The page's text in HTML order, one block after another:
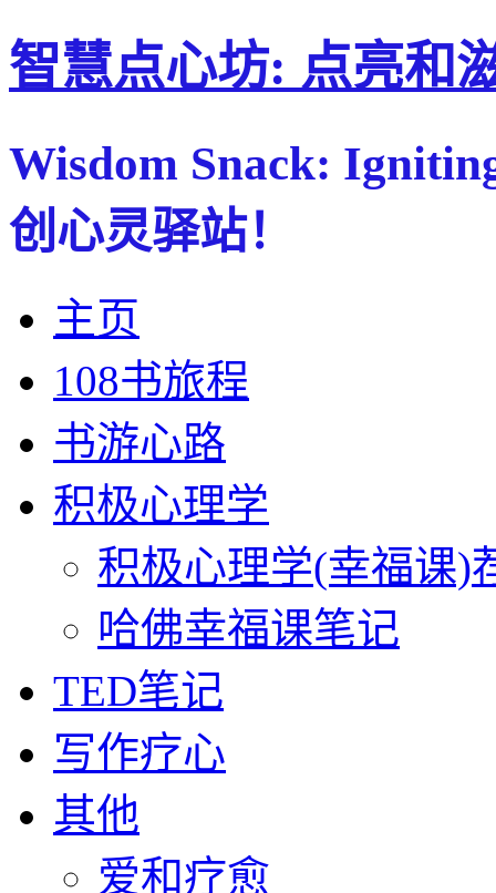
智慧点心坊: 点亮和
Wisdom Snack:
创心灵驿站！
主页
108书旅程
书游心路
积极心理学
积极心理学(幸福课)
哈佛幸福课笔记
TED笔记
写作疗心
其他
爱和疗愈